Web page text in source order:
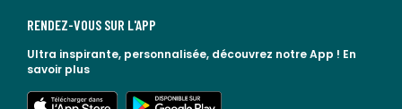
RENDEZ-VOUS SUR L'APP
Ultra inspirante, personnalisée, découvrez notre App ! En
savoir plus
lien vers l'app store
lien vers google play